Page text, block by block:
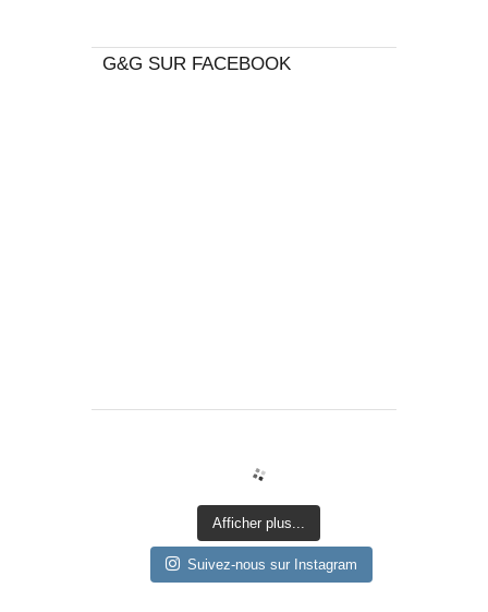
G&G SUR FACEBOOK
Afficher plus...
Suivez-nous sur Instagram